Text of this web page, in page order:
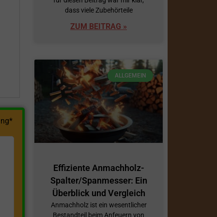
dass viele Zubehörteile
ZUM BEITRAG »
ALLGEMEIN
Effiziente Anmachholz-
Spalter/Spanmesser: Ein
Überblick und Vergleich
Anmachholz ist ein wesentlicher
Bestandteil beim Anfeuern von